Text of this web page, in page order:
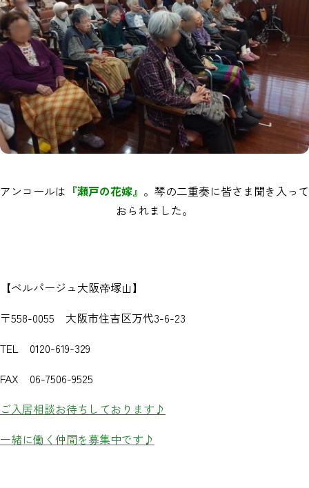
アンコールは 『瀬戸の花嫁』 。琴の二重奏に皆さま聞き入って
おられました。
【ベルパージュ大阪帝塚山】
〒558-0055 大阪市住吉区万代3-6-23
TEL 0120-619-329
FAX 06-7506-9525
ご入居相談お待ちしております♪
一緒に働く仲間を募集中です♪